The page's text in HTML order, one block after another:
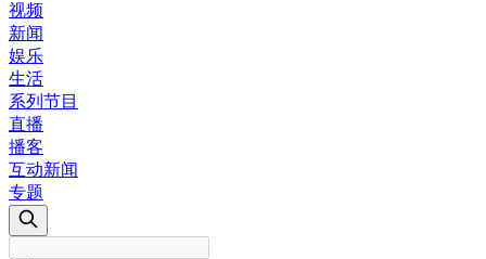
视频
新闻
娱乐
生活
系列节目
直播
播客
互动新闻
专题